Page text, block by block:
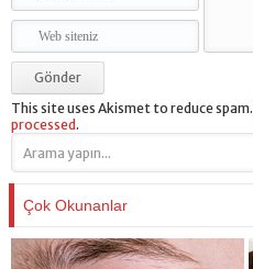
This site uses Akismet to reduce spam.
processed.
Çok Okunanlar